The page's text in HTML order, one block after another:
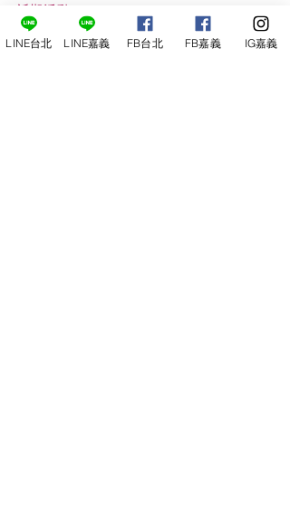
近期活動
場地租借
​酒窖出租
22:00 )
小酒館供餐時段：13:00～21:00
LINE台北 LINE嘉義 FB台北 FB嘉義 IG嘉義